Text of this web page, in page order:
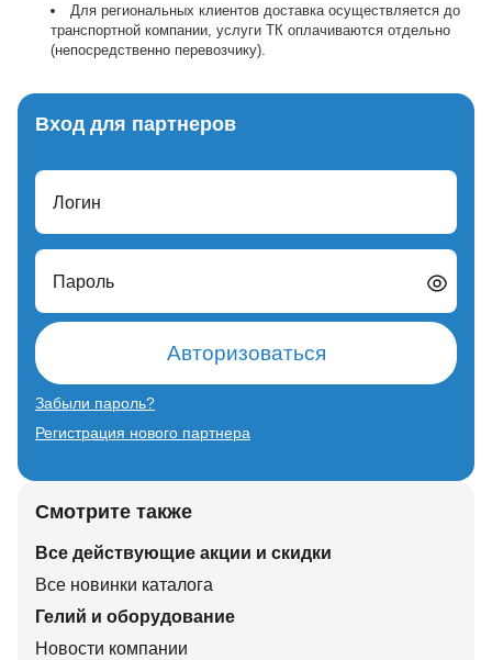
Для региональных клиентов доставка осуществляется до
транспортной компании, услуги ТК оплачиваются отдельно
(непосредственно перевозчику).
Вход для партнеров
Логин
Пароль
Авторизоваться
Забыли пароль?
Регистрация нового партнера
Смотрите также
Все действующие акции и скидки
Все новинки каталога
Гелий и оборудование
Новости компании